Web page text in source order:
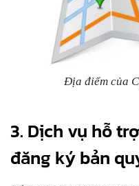
Địa điểm của
3. Dịch vụ hỗ
đăng ký bản